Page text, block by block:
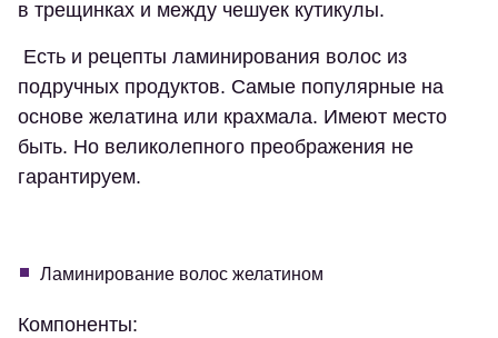
в трещинках и между чешуек кутикулы.
Есть и рецепты ламинирования волос из
подручных продуктов. Самые популярные на
основе желатина или крахмала. Имеют место
быть. Но великолепного преображения не
гарантируем.
Ламинирование волос желатином
Компоненты: